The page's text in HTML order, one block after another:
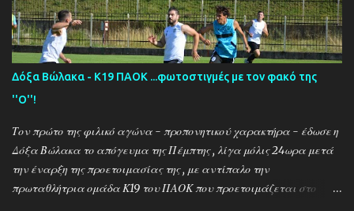
Δόξα Βώλακα - Κ19 ΠΑΟΚ ...φωτοστιγμές με τον φακό της
''Ο''!
Τον πρώτο της φιλικό αγώνα - προπονητικού χαρακτήρα - έδωσε η
Δόξα Βώλακα το απόγευμα της Πέμπτης , λίγα μόλις 24ωρα μετά
την έναρξη της προετοιμασίας της , με αντίπαλο την
πρωταθλήτρια ομάδα Κ19 του ΠΑΟΚ που προετοιμάζεται στο